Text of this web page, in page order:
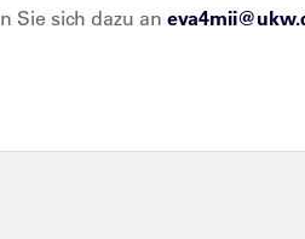
Sie sich dazu aneva4mii@